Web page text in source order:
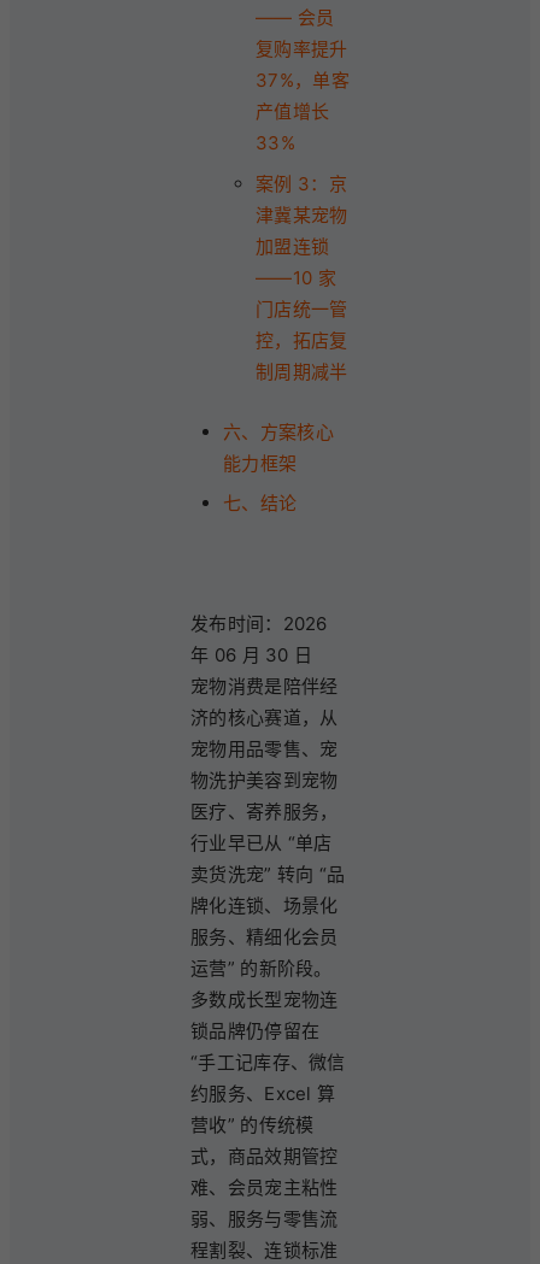
—— 会员
复购率提升
37%，单客
产值增长
33%
案例 3：京
津冀某宠物
加盟连锁
——10 家
门店统一管
控，拓店复
制周期减半
六、方案核心
能力框架
七、结论
发布时间：2026
年 06 月 30 日
宠物消费是陪伴经
济的核心赛道，从
宠物用品零售、宠
物洗护美容到宠物
医疗、寄养服务，
行业早已从 “单店
卖货洗宠” 转向 “品
牌化连锁、场景化
服务、精细化会员
运营” 的新阶段。
多数成长型宠物连
锁品牌仍停留在
“手工记库存、微信
约服务、Excel 算
营收” 的传统模
式，商品效期管控
难、会员宠主粘性
弱、服务与零售流
程割裂、连锁标准